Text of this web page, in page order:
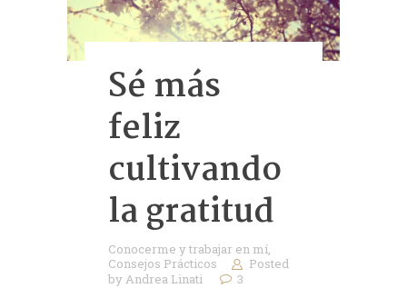
Blog
Sé más
feliz
cultivando
la gratitud
Conocerme y trabajar en mí,
Consejos Prácticos
Posted
byAndrea Linati
3